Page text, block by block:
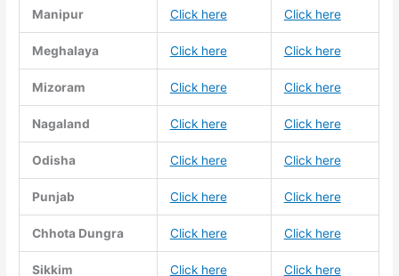
Manipur Click here Click here
Meghalaya Click here Click here
Mizoram Click here Click here
Nagaland Click here Click here
Odisha Click here Click here
Punjab Click here Click here
Chhota Dungra Click here Click here
Sikkim Click here Click here